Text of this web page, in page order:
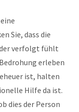
Sie, dass die
verfolgt fühlt
erleben
ist, halten
Hilfe da ist.
dies der Person